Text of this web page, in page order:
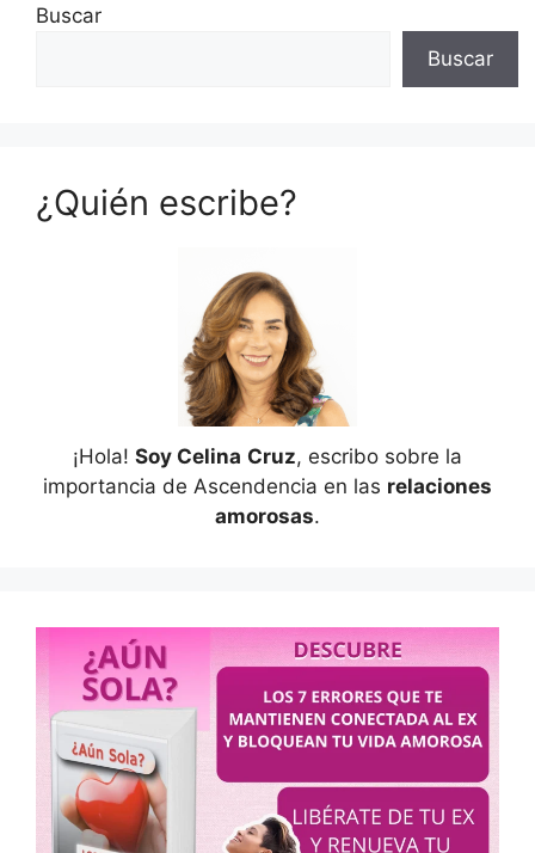
Buscar
Buscar
¿Quién escribe?
¡Hola! Soy Celina Cruz, escribo sobre la
importancia de Ascendencia en las relaciones
amorosas.